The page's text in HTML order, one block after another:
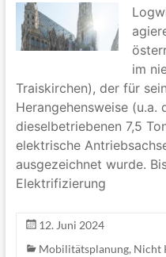
im
Traiskirchen), der für
Herangehensweise
dieselbetriebenen 7,5
elektrische
ausgezeichnet wurde.
Elektrifizierung
12. Juni 2024
Mobilitätsplanung, Nicht